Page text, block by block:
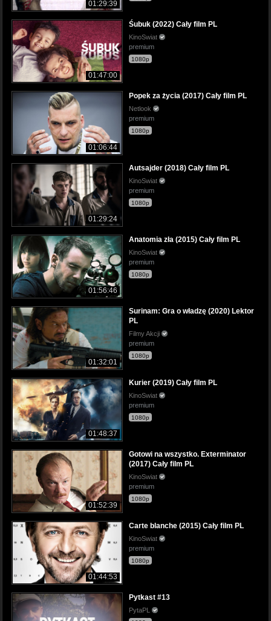
01:29:39
01:47:00
Śubuk (2022) Cały film PL
KinoSwiat
premium
1080p
01:06:44
Popek za życia (2017) Cały film PL
Netlook
premium
1080p
01:29:24
Autsajder (2018) Cały film PL
KinoSwiat
premium
1080p
01:56:46
Anatomia zła (2015) Cały film PL
KinoSwiat
premium
1080p
01:32:01
Surinam: Gra o władzę (2020) Lektor
PL
Filmy Akcji
premium
1080p
01:48:37
Kurier (2019) Cały film PL
KinoSwiat
premium
1080p
01:52:39
Gotowi na wszystko. Exterminator
(2017) Cały film PL
KinoSwiat
premium
1080p
01:44:53
Carte blanche (2015) Cały film PL
KinoSwiat
premium
1080p
Pytkast #13
PytaPL